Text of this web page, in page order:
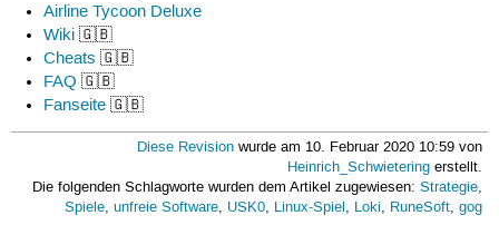
Airline Tycoon Deluxe
Wiki 🇬🇧
Cheats 🇬🇧
FAQ 🇬🇧
Fanseite 🇬🇧
Diese Revision wurde am 10. Februar 2020 10:59 von
Heinrich_Schwietering erstellt.
Die folgenden Schlagworte wurden dem Artikel zugewiesen:Strategie,
Spiele,unfreie Software, USK0, Linux-Spiel, Loki, RuneSoft,gog